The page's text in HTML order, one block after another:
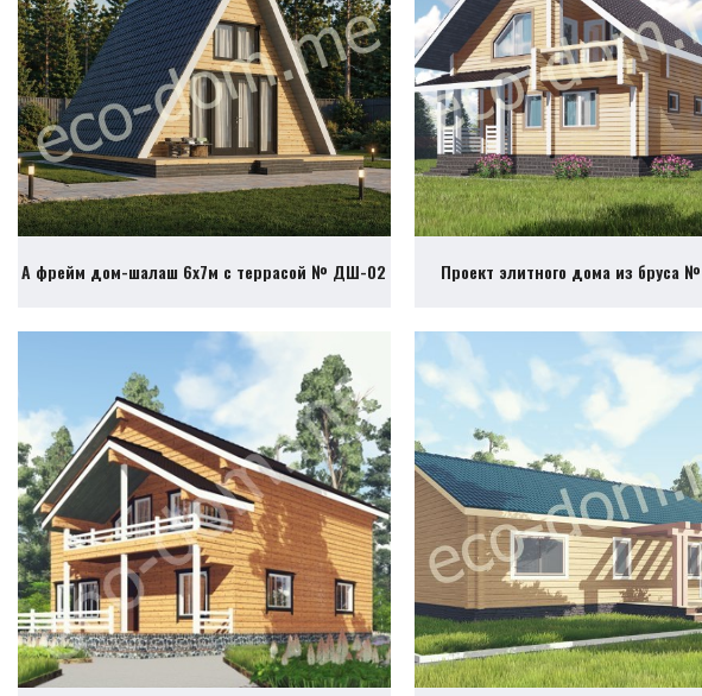
А фрейм дом-шалаш 6х7м с террасой № ДШ-02 Проект элитного дома из бруса